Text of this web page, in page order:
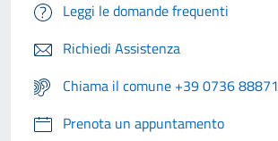
Leggi le domande frequenti
Richiedi Assistenza
Chiama il comune +39 0736 88871
Prenota un appuntamento